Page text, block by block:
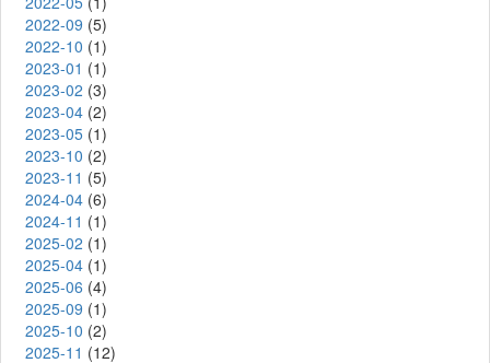
2022-09 (5)
2022-10 (1)
2023-01 (1)
2023-02 (3)
2023-04 (2)
2023-05 (1)
2023-10 (2)
2023-11 (5)
2024-04 (6)
2024-11 (1)
2025-02 (1)
2025-04 (1)
2025-06 (4)
2025-09 (1)
2025-10 (2)
2025-11 (12)